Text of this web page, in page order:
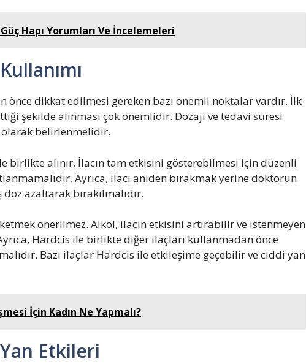
Hapı Yorumları Ve İncelemeleri
önce dikkat edilmesi gereken bazı önemli noktalar vardır. İlk
şekilde alınması çok önemlidir. Dozajı ve tedavi süresi
belirlenmelidir.
birlikte alınır. İlacın tam etkisini gösterebilmesi için düzenli
Ayrıca, ilacı aniden bırakmak yerine doktorun
azaltarak bırakılmalıdır.
önerilmez. Alkol, ilacın etkisini artırabilir ve istenmeyen
Hardcis ile birlikte diğer ilaçları kullanmadan önce
Bazı ilaçlar Hardcis ile etkileşime geçebilir ve ciddi yan
İçin Kadın Ne Yapmalı?
Etkileri